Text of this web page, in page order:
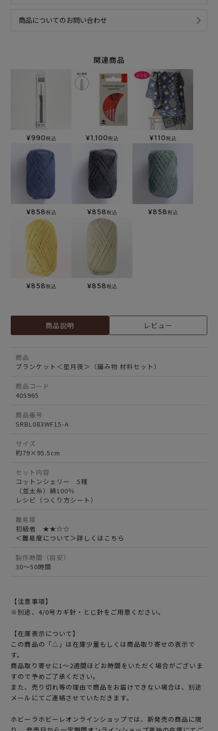
商品についてのお問い合わせ
関連商品
¥990税込 ¥1,100税込 ¥110税込
¥858税込 ¥858税込 ¥858税込
¥858税込 ¥858税込
商品説明 レビュー
商品
ブランケット＜星月夜＞（編み物 材料セット）
商品コード
405965
商品番号
SRBL083WF15-A
サイズ
約79×95.5cm
セット内容
コットンシェリー 5種
（並太糸）綿100％
レシピ（つくり方シート）
難易度
初級者 ★★☆☆
＜難易度について＞詳しくはこちら
製作時間（目安）
30～50時間
【注意事項】
※別途、4/0号カギ針・とじ針をご用意ください。
【在庫表示について】
この商品の「△」は在庫少量もしくは商品取り寄せの表示で
す。
商品取り寄せに1～2週間ほどお時間をいただく場合がございま
すので予めご了承ください。
また、売り切れ等の理由で商品をお届けできない場合は、別途
メールにてご連絡させていただきます。
ホビーラホビーレオンラインショップでは、新発売の商品に限